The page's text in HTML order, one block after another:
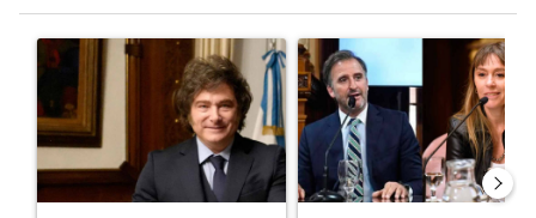
Un artículo de tendencia con el título "Encuesta: Patricia Bullrich
Un artículo de tendencia con el